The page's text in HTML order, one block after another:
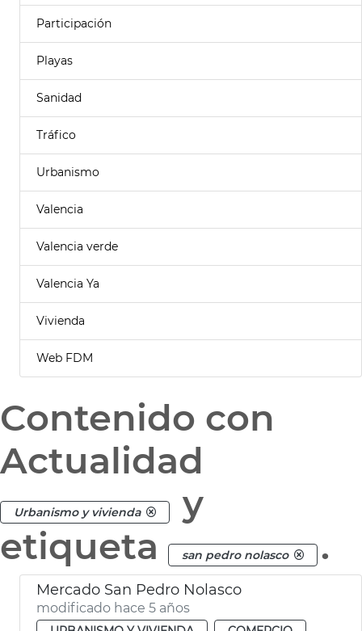
Participación
Playas
Sanidad
Tráfico
Urbanismo
Valencia
Valencia verde
Valencia Ya
Vivienda
Web FDM
Contenido con
Actualidad
Urbanismo y vivienda
y
etiqueta
san pedro nolasco .
Mercado San Pedro Nolasco
modificado hace 5 años